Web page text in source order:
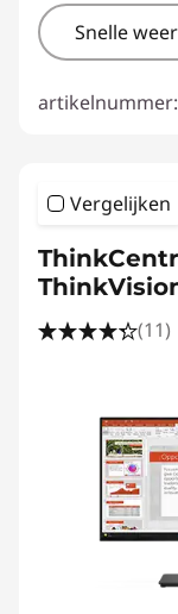
Snelle
artikelnummer:
Vergelijken
(11)